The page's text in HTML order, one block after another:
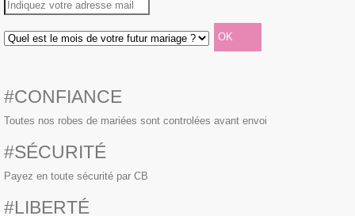
#CONFIANCE
Toutes nos robes de mariées sont controlées avant envoi
#SÉCURITÉ
Payez en toute sécurité par CB
#LIBERTÉ